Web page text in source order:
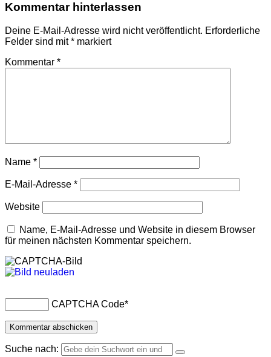
Kommentar hinterlassen
Deine E-Mail-Adresse wird nicht veröffentlicht. Erforderliche
Felder sind mit* markiert
Kommentar *
Name *
E-Mail-Adresse *
Website
Name, E-Mail-Adresse und Website in diesem Browser
für meinen nächsten Kommentar speichern.
CAPTCHA Code*
Suche nach: